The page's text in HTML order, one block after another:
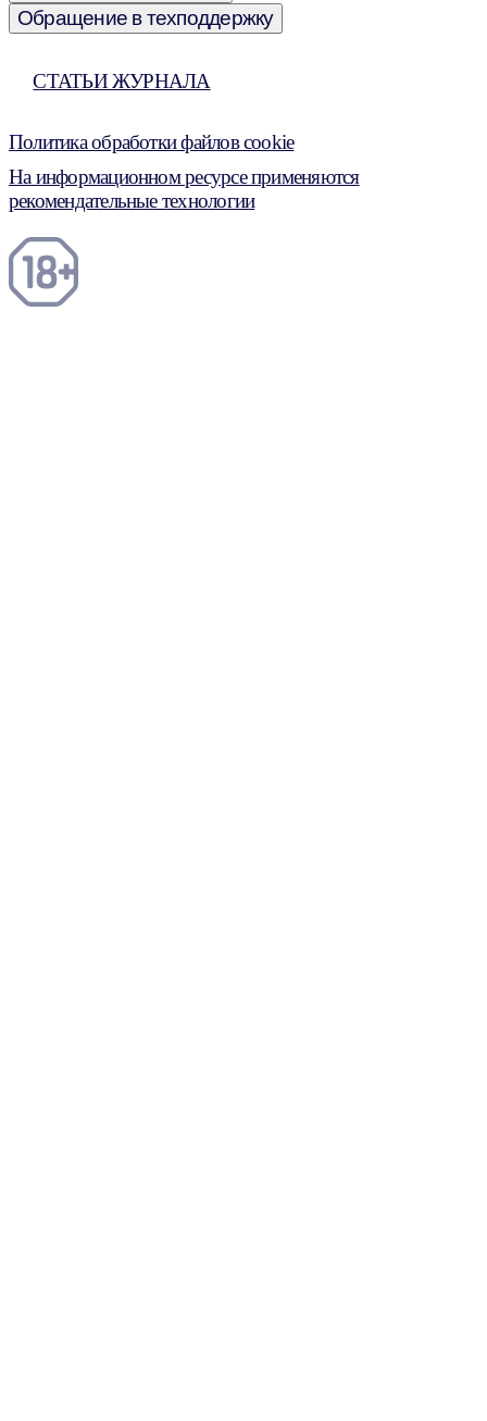
Обращение в техподдержку
СТАТЬИ ЖУРНАЛА
Политика обработки файлов cookie
На информационном ресурсе применяются
рекомендательные технологии